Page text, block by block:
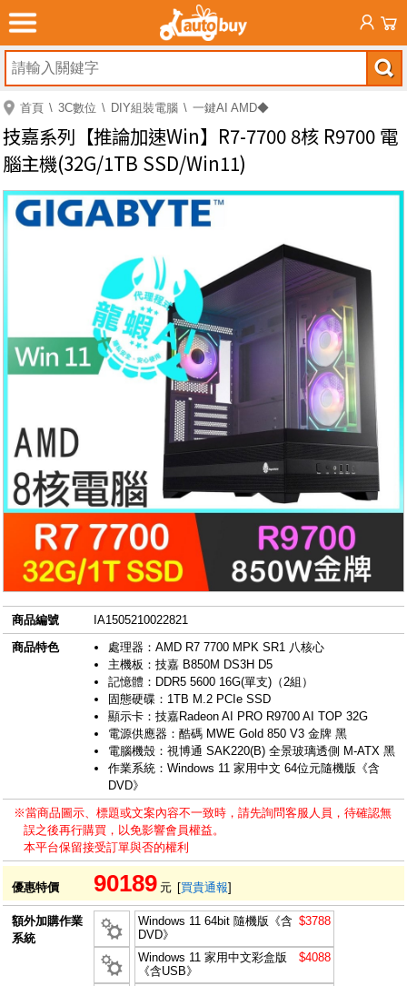
首頁 3C數位 DIY組裝電腦 一鍵AI AMD◆
技嘉系列【推論加速Win】R7-7700 8核 R9700 電
腦主機(32G/1TB SSD/Win11)
商品編號
IA1505210022821
商品特色
處理器：AMD R7 7700 MPK SR1 八核心
主機板：技嘉 B850M DS3H D5
記憶體：DDR5 5600 16G(單支)（2組）
固態硬碟：1TB M.2 PCIe SSD
顯示卡：技嘉Radeon AI PRO R9700 AI TOP 32G
電源供應器：酷碼 MWE Gold 850 V3 金牌 黑
電腦機殼：視博通 SAK220(B) 全景玻璃透側 M-ATX 黑
作業系統：Windows 11 家用中文 64位元隨機版《含
DVD》
※當商品圖示、標題或文案內容不一致時，請先詢問客服人員，待確認無
誤之後再行購買，以免影響會員權益。
本平台保留接受訂單與否的權利
優惠特價 90189 元 [買貴通報]
額外加購作業
系統
Windows 11 64bit 隨機版《含
DVD》
$3788
Windows 11 家用中文彩盒版
《含USB》
$4088